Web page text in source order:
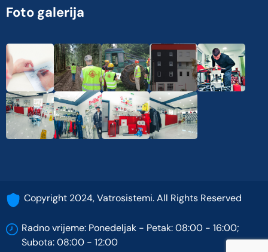
Foto galerija
Copyright 2024, Vatrosistemi. All Rights Reserved
Radno vrijeme: Ponedeljak - Petak: 08:00 - 16:00;
Subota: 08:00 - 12:00